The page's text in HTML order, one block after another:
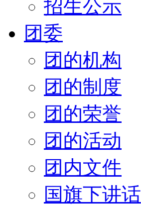
招生公示
团委
团的机构
团的制度
团的荣誉
团的活动
团内文件
国旗下讲话